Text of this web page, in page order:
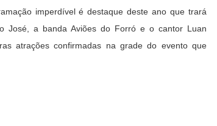
imperdível é destaque deste ano que trará
José, a banda Aviões do Forró e o cantor Luan
atrações confirmadas na grade do evento que